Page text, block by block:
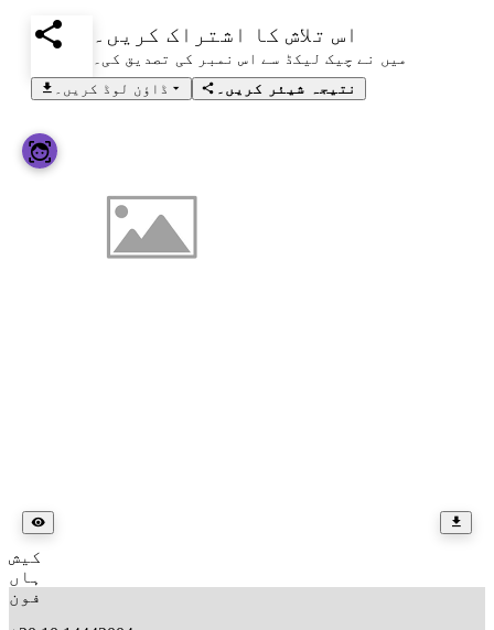
اس تلاش کا اشتراک کریں۔
میں نے چیک لیکڈ سے اس نمبر کی تصدیق کی۔
ڈاؤن لوڈ کریں۔
نتیجہ شیئر کریں۔
کیش
ہاں
فون